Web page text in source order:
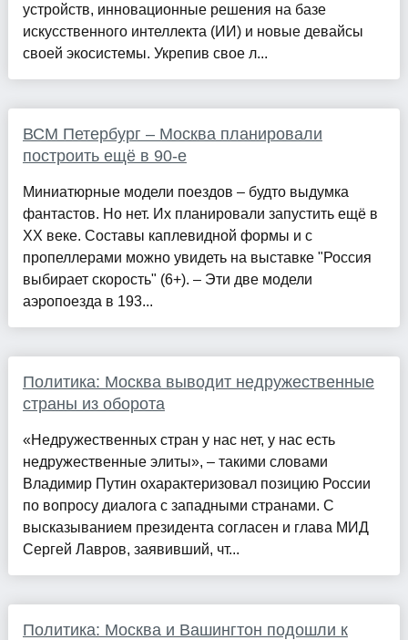
устройств, инновационные решения на базе
искусственного интеллекта (ИИ) и новые девайсы
своей экосистемы. Укрепив свое л...
ВСМ Петербург – Москва планировали
построить ещё в 90-е
Миниатюрные модели поездов – будто выдумка
фантастов. Но нет. Их планировали запустить ещё в
XX веке. Составы каплевидной формы и с
пропеллерами можно увидеть на выставке "Россия
выбирает скорость" (6+). – Эти две модели
аэропоезда в 193...
Политика: Москва выводит недружественные
страны из оборота
«Недружественных стран у нас нет, у нас есть
недружественные элиты», – такими словами
Владимир Путин охарактеризовал позицию России
по вопросу диалога с западными странами. С
высказыванием президента согласен и глава МИД
Сергей Лавров, заявивший, чт...
Политика: Москва и Вашингтон подошли к